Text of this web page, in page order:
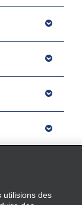
utilisions des